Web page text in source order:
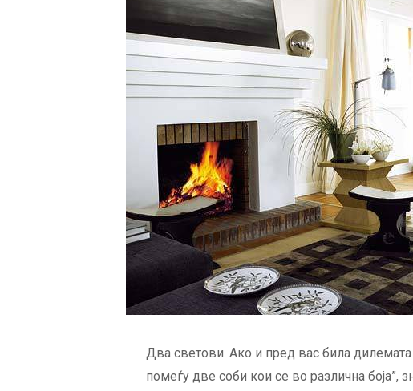
Два светови. Ако и пред вас била дилемата
помеѓу две соби кои се во различна боја”,